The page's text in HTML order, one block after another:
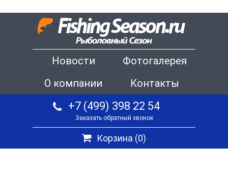
Новости
Фотогалерея
О компании
Контакты
+7 (499) 398 22 54
Заказать обратный звонок
Корзина (0)